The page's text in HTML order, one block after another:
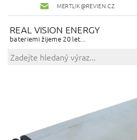
MERTLIK@REVIEN.CZ
REAL VISION ENERGY
bateriemi žijeme 20 let...